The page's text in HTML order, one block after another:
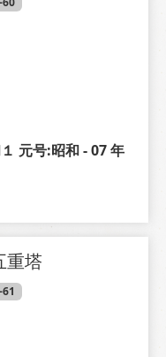
元号:昭和 - 07 年
塔